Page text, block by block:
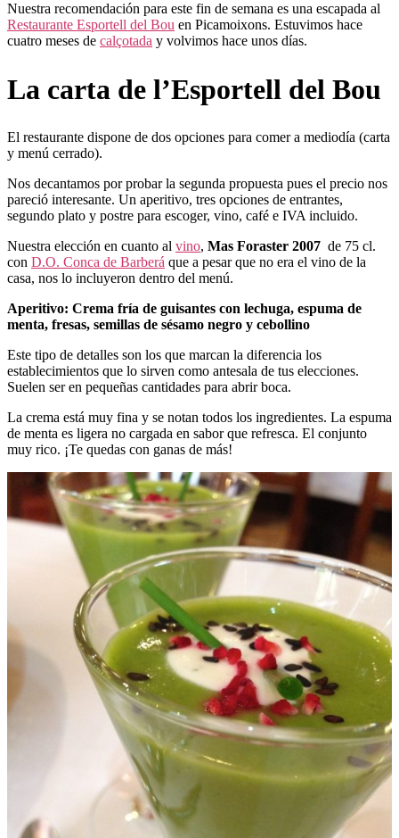
Nuestra recomendación para este fin de semana es una escapada al
Restaurante Esportell del Bou en Picamoixons. Estuvimos hace
cuatro meses de calçotada y volvimos hace unos días.
La carta de l’Esportell del Bou
El restaurante dispone de dos opciones para comer a mediodía (carta
y menú cerrado).
Nos decantamos por probar la segunda propuesta pues el precio nos
pareció interesante. Un aperitivo, tres opciones de entrantes,
segundo plato y postre para escoger, vino, café e IVA incluido.
Nuestra elección en cuanto al vino, Mas Foraster 2007 de 75 cl.
con D.O. Conca de Barberá que a pesar que no era el vino de la
casa, nos lo incluyeron dentro del menú.
Aperitivo: Crema fría de guisantes con lechuga, espuma de
menta, fresas, semillas de sésamo negro y cebollino
Este tipo de detalles son los que marcan la diferencia los
establecimientos que lo sirven como antesala de tus elecciones.
Suelen ser en pequeñas cantidades para abrir boca.
La crema está muy fina y se notan todos los ingredientes. La espuma
de menta es ligera no cargada en sabor que refresca. El conjunto
muy rico. ¡Te quedas con ganas de más!